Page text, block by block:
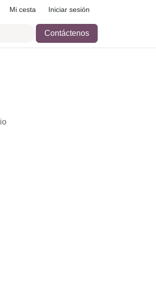
Mi cesta Iniciar sesión
Contáctenos